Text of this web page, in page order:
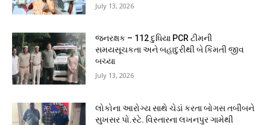
July 13, 2026
જનરક્ષક – 112 દુધિયા PCR ટીમની
સમયસૂચકતા અને બહાદુરીથી બે કિંમતી જીવ
બચ્યા
July 13, 2026
લોકોના આરોગ્ય સાથે ચેડાં કરતા બોગસ તબીબને
સુખસર પો.સ્ટે. વિસ્તારના લખનપુર ગામેથી